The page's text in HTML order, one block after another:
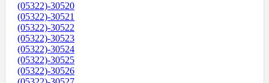
(05322)-30520
(05322)-30521
(05322)-30522
(05322)-30523
(05322)-30524
(05322)-30525
(05322)-30526